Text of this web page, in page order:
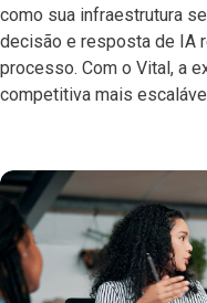
como sua infraestrutura
decisão e resposta de IA
processo. Com o Vital, a
competitiva mais